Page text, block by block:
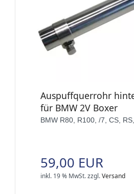
Auspuffquerrohr
für BMW 2V Boxer
BMW R80, R100, /7, CS,
59,00 EUR
inkl. 19 % MwSt.zzgl.Versand